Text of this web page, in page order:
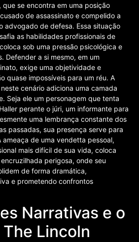
que se encontra em uma posição
de assassinato e compelido a
advogado de defesa. Essa situação
as habilidades profissionais de
sob uma pressão psicológica e
Defender a si mesmo, em um
exige uma objetividade e
quase impossíveis para um réu. A
cenário adiciona uma camada
Seja ele um personagem que tenta
perante o júri, um informante para
uma lembrança constante dos
passadas, sua presença serve para
ameaça de uma vendetta pessoal,
mais difícil de sua vida, coloca
perigosa, onde seu
de forma dramática,
e prometendo confrontos
Narrativas e o
Lincoln